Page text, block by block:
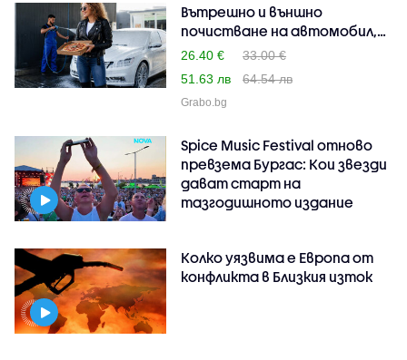
Вътрешно и външно
почистване на автомобил,
п..
26.40 €
33.00 €
51.63 лв
64.54 лв
Grabo.bg
Spice Music Festival отново
превзема Бургас: Кои звезди
дават старт на
тазгодишното издание
Колко уязвима е Европа от
конфликта в Близкия изток